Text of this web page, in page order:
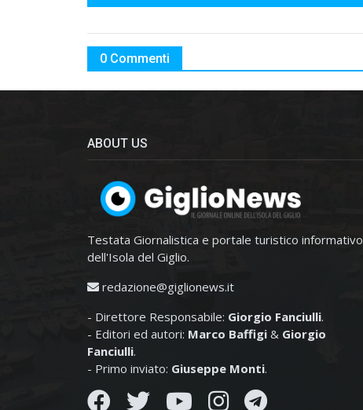
0 Commenti
ABOUT US
Testata Giornalistica e portale turistico informativo
dell'Isola del Giglio.
redazione@giglionews.it
- Direttore Responsabile: Giorgio Fanciulli.
- Editori ed autori: Marco Baffigi & Giorgio
Fanciulli.
- Primo inviato: Giuseppe Monti.